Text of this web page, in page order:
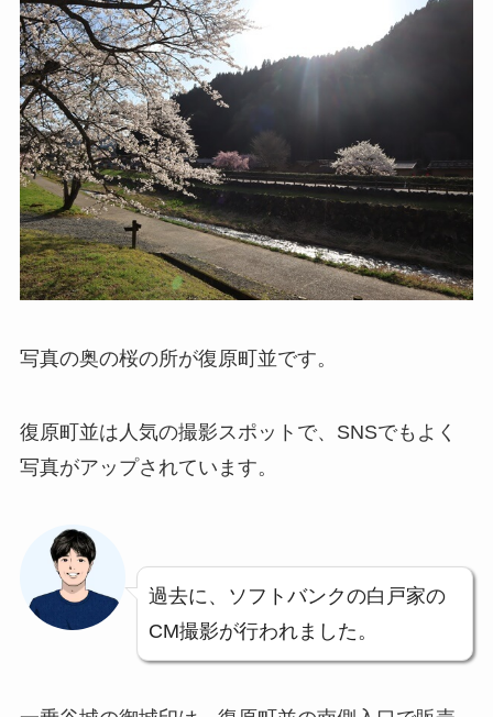
写真の奥の桜の所が復原町並です。
復原町並は人気の撮影スポットで、SNSでもよく
写真がアップされています。
過去に、ソフトバンクの白戸家の
CM撮影が行われました。